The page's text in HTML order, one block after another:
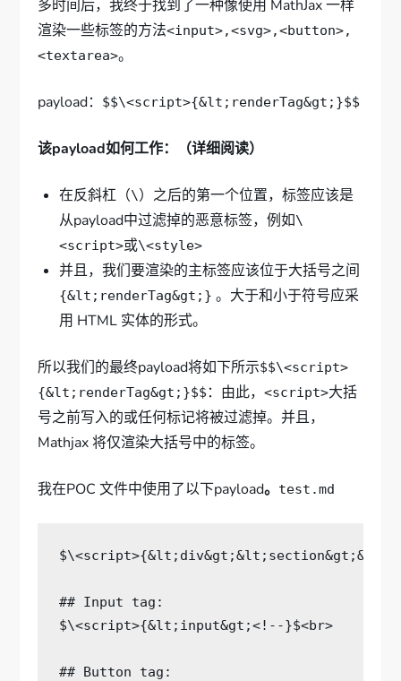
多时间后，我终于找到了一种像使用 MathJax 一样
渲染一些标签的方法<input>,<svg>,<button>,
<textarea>。
payload： $$\<script>{&lt;renderTag&gt;}$$
该payload如何工作：（详细阅读）
在反斜杠（\）之后的第一个位置，标签应该是
从payload中过滤掉的恶意标签，例如\
<script>或\<style>
并且，我们要渲染的主标签应该位于大括号之间
{&lt;renderTag&gt;} 。大于和小于符号应采
用 HTML 实体的形式。
所以我们的最终payload将如下所示$$\<script>
{&lt;renderTag&gt;}$$ ：由此，<script>大括
号之前写入的或任何标记将被过滤掉。并且，
Mathjax 将仅渲染大括号中的标签。
我在POC 文件中使用了以下payload。 test.md
$\<script>{&lt ; div&gt ;&lt ; section&gt ;&
## Input tag :
$\<script>{&lt ; input&gt ;<!--}$<br>
## Button tag :